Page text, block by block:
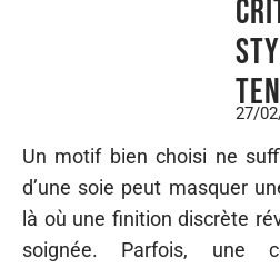
27/
Un motif bien choisi ne
d’une soie peut masquer
là où une finition discrète
soignée. Parfois, une